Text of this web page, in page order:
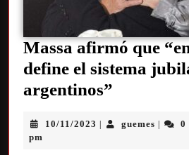
Massa afirmó que
define el sistema
argentinos”
10/11/2023 guemes 0
pm